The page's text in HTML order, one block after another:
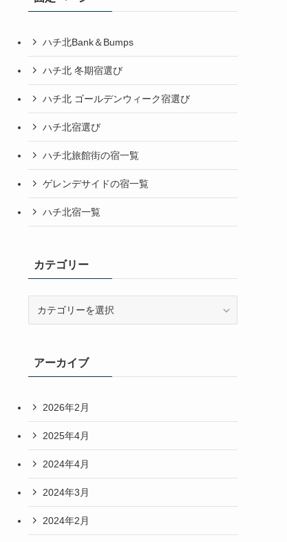
ハチ北Bank＆Bumps
ハチ北 冬期宿選び
ハチ北 ゴールデンウィーク宿選び
ハチ北宿選び
ハチ北旅館街の宿一覧
ゲレンデサイドの宿一覧
ハチ北宿一覧
カテゴリー
ーアーカイブ
2026年2月
2025年4月
2024年4月
2024年3月
2024年2月